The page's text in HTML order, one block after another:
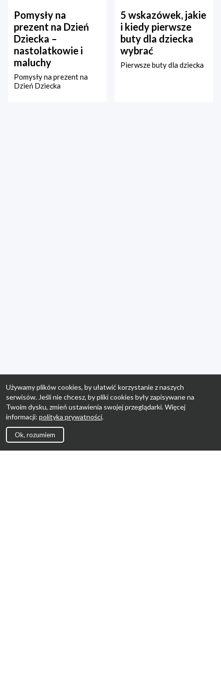
Pomysły na
prezent na Dzień
Dziecka –
nastolatkowie i
maluchy
Pomysły na prezent na
Dzień Dziecka
5 wskazówek, jakie
i kiedy pierwsze
buty dla dziecka
wybrać
Pierwsze buty dla dziecka
Używamy plików cookies, by ułatwić korzystanie z naszych
serwisów. Jeśli nie chcesz, by pliki cookies były zapisywane na
Twoim dysku, zmień ustawienia swojej przeglądarki. Więcej
informacji: polityka prywatności.
Ok, rozumiem